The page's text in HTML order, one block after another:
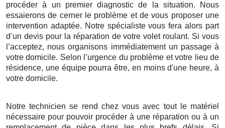
procéder à un premier diagnostic de la situation. Nous
essaierons de cerner le problème et de vous proposer une
intervention adaptée. Notre spécialiste vous fera alors part
d’un devis pour la réparation de votre volet roulant. Si vous
l’acceptez, nous organisons immédiatement un passage à
votre domicile. Selon l’urgence du problème et votre lieu de
résidence, une équipe pourra être, en moins d'une heure, à
votre domicile.
Notre technicien se rend chez vous avec tout le matériel
nécessaire pour pouvoir procéder à une réparation ou à un